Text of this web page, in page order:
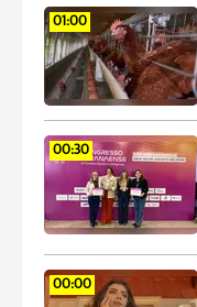
01:00
00:30
00:00